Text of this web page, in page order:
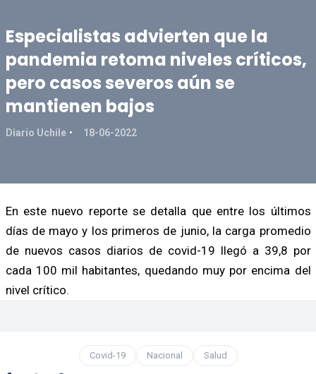
Especialistas advierten que la
pandemia retoma niveles críticos,
pero casos severos aún se
mantienen bajos
Diario Uchile 18-06-2022
En este nuevo reporte se detalla que entre los últimos
días de mayo y los primeros de junio, la carga promedio
de nuevos casos diarios de covid-19 llegó a 39,8 por
cada 100 mil habitantes, quedando muy por encima del
nivel crítico.
Covid-19 Nacional Salud